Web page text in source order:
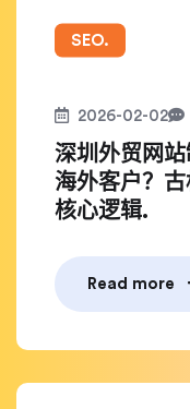
SEO.
2026-02-02
深圳外贸网
海外客户？
核心逻辑.
Read more